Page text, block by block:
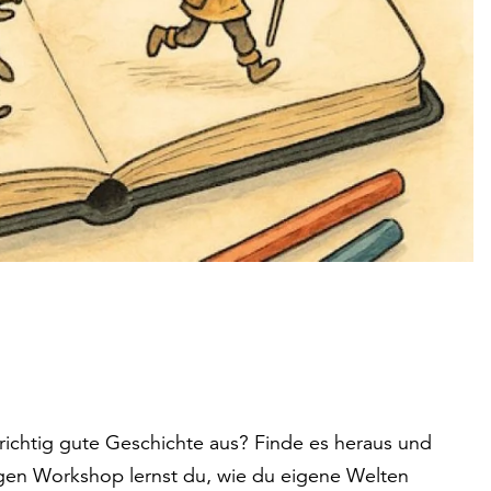
gute Geschichte aus? Finde es heraus und
Workshop lernst du, wie du eigene Welten